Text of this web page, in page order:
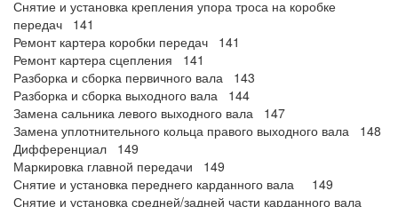
Снятие и установка крепления упора троса на коробке
передач 141
Ремонт картера коробки передач 141
Ремонт картера сцепления 141
Разборка и сборка первичного вала 143
Разборка и сборка выходного вала 144
Замена сальника левого выходного вала 147
Замена уплотнительного кольца правого выходного вала 148
Дифференциал 149
Маркировка главной передачи 149
Снятие и установка переднего карданного вала 149
Снятие и установка средней/задней части карданного вала